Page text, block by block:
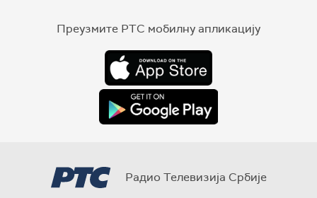
Преузмите РТС мобилну апликацију
Радио Телевизија Србије